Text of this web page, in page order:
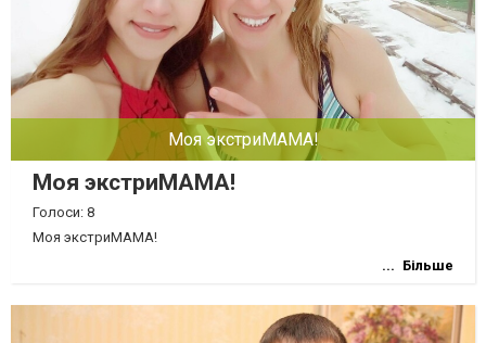
Моя экстриМАМА!
Моя экстриМАМА!
Голоси: 8
Моя экстриМАМА!
Більше